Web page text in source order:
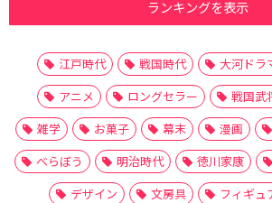
ランキングを表示
江戸時代 戦国時代 大河ドラ
アニメ
ロングセラー 戦国武
雑学
お菓子 幕末 漫画
べらぼう
明治時代 徳川家康
デザイン
文房具 フィギュ